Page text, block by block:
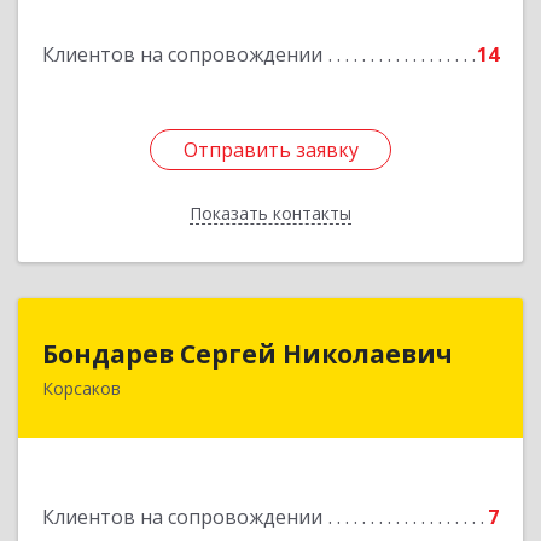
Клиентов на сопровождении 14
Отправить заявку
Показать контакты
Отправить заявку
Назад
Бондарев Сергей Николаевич
Корсаков
Клиентов на сопровождении 7
Бондарев Сергей Николаевич